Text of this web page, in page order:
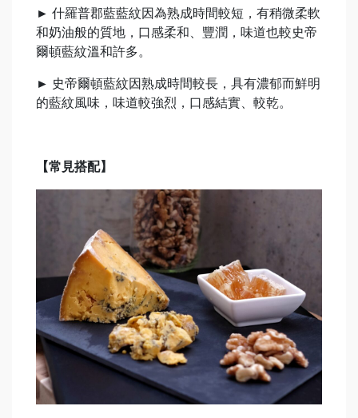
► 什羅普郡藍藍紋因為熟成時間較短，有稍微柔軟
和奶油般的質地，口感柔和、豐潤，味道也較史帝
爾頓藍紋溫和許多。
► 史帝爾頓藍紋因熟成時間較長，具有濃郁而鮮明
的藍紋風味，味道較強烈，口感結實、較乾。
【常見搭配】